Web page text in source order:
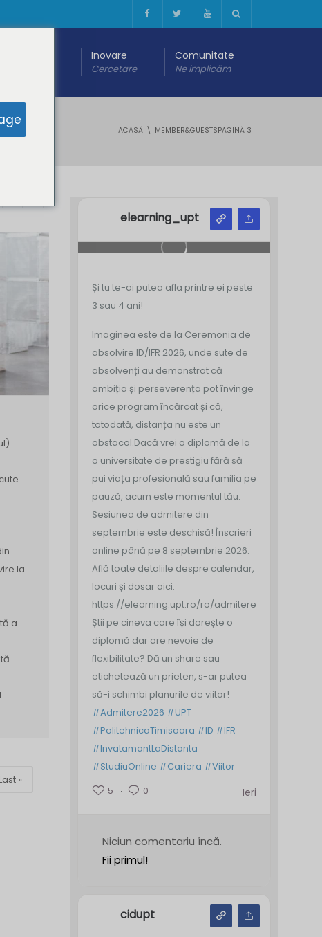
digitală Inovare
Cercetare
Comunitate
Ne implicăm
ACASĂ MEMBER&GUESTSPAGINĂ 3
la
a
Last »
elearning_upt
Și tu te-ai putea afla printre ei peste
3 sau 4 ani!
Imaginea este de la Ceremonia de
absolvire ID/IFR 2026, unde sute de
absolvenți au demonstrat că
ambiția și perseverența pot învinge
orice program încărcat și că,
totodată, distanța nu este un
obstacol.Dacă vrei o diplomă de la
o universitate de prestigiu fără să
pui viața profesională sau familia pe
pauză, acum este momentul tău.
Sesiunea de admitere din
septembrie este deschisă! Înscrieri
online până pe 8 septembrie 2026.
Află toate detaliile despre calendar,
locuri și dosar aici:
https://elearning.upt.ro/ro/admitere/
Știi pe cineva care își dorește o
diplomă dar are nevoie de
flexibilitate? Dă un share sau
etichetează un prieten, s-ar putea
să-i schimbi planurile de viitor!
#Admitere2026 #UPT
#PolitehnicaTimisoara #ID #IFR
#InvatamantLaDistanta
#StudiuOnline #Cariera #Viitor
5
0 Ieri
Niciun comentariu încă.
Fii primul!
cidupt